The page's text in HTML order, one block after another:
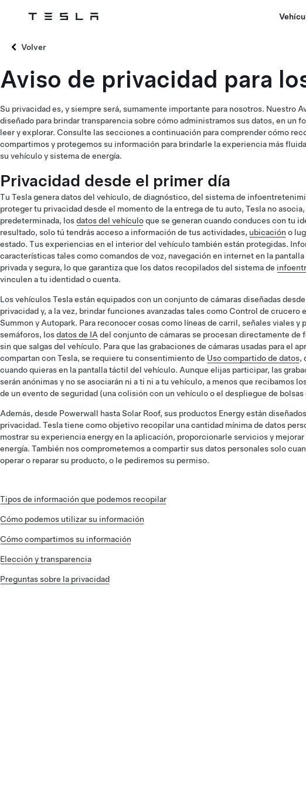
Tesla
Volver
Aviso de privacidad para
Su privacidad es, y siempre será, sumamente importante para nosotros. Nuestro
diseñado para brindar transparencia sobre cómo administramos sus datos, en un
leer y explorar. Consulte las secciones a continuación para comprender cómo
compartimos y protegemos su información para brindarle la experiencia más
su vehículo y sistema de energía.
Privacidad desde el primer día
Tu Tesla genera datos del vehículo, de diagnóstico, del sistema de
proteger tu privacidad desde el momento de la entrega de tu auto, Tesla no
predeterminada, losdatos del vehículoque se generan cuando conduces con tu
resultado, solo tú tendrás acceso a información de tus actividades, ubicación o
estado. Tus experiencias en el interior del vehículo también están protegidas.
características tales como comandos de voz, navegación en internet en la
privada y segura, lo que garantiza que los datos recopilados del sistema de
vinculen a tu identidad o cuenta.
Los vehículos Tesla están equipados con un conjunto de cámaras diseñadas
privacidad y, a la vez, brindar funciones avanzadas tales como Control de crucero
Summon y Autopark. Para reconocer cosas como líneas de carril, señales viales y
semáforos, losdatos de IA del conjunto de cámaras se procesan directamente de
sin que salgas del vehículo. Para que las grabaciones de cámaras usadas para el
compartan con Tesla, se requiere tu consentimiento de Uso compartido de datos,
cuando quieras en la pantalla táctil del vehículo. Aunque elijas participar, las
serán anónimas y no se asociarán ni a ti ni a tu vehículo, a menos que recibamos
de un evento de seguridad (una colisión con un vehículo o el despliegue de bolsas
Además, desde Powerwall hasta Solar Roof, sus productos Energy están
privacidad. Tesla tiene como objetivo recopilar una cantidad mínima de datos
mostrar su experiencia energy en la aplicación, proporcionarle servicios y
energía. También nos comprometemos a compartir sus datos personales solo
operar o reparar su producto, o le pediremos su permiso.
Tipos de información que podemos recopilar
Cómo podemos utilizar su información
Cómo compartimos su información
Elección y transparencia
Preguntas sobre la privacidad